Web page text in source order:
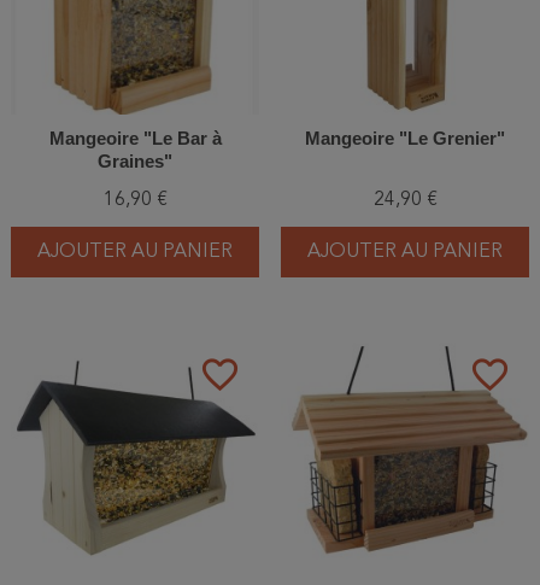
Mangeoire "Le Bar à
Graines"
16,90 €
AJOUTER AU PANIER
Mangeoire "Le Grenier"
24,90 €
AJOUTER AU PANIER
favorite_border favorite_border